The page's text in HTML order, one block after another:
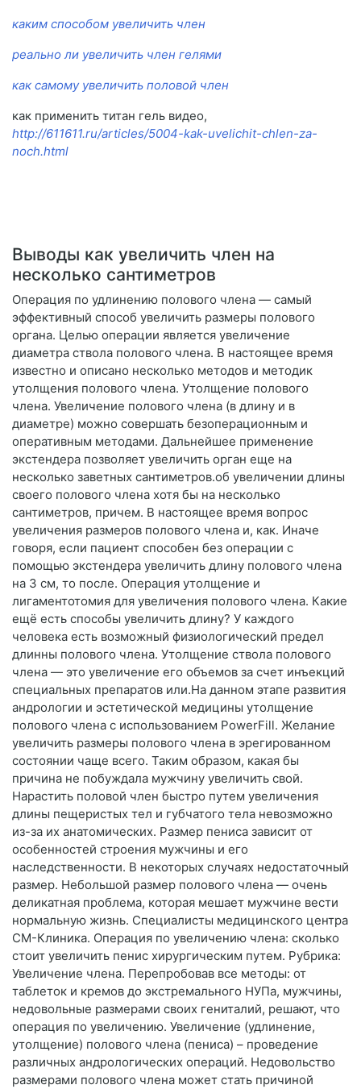
каким способом увеличить член
реально ли увеличить член гелями
как самому увеличить половой член
как применить титан гель видео,
http://611611.ru/articles/5004-kak-uvelichit-chlen-za-
noch.html
Выводы как увеличить член на
несколько сантиметров
Операция по удлинению полового члена — самый
эффективный способ увеличить размеры полового
органа. Целью операции является увеличение
диаметра ствола полового члена. В настоящее время
известно и описано несколько методов и методик
утолщения полового члена. Утолщение полового
члена. Увеличение полового члена (в длину и в
диаметре) можно совершать безоперационным и
оперативным методами. Дальнейшее применение
экстендера позволяет увеличить орган еще на
несколько заветных сантиметров.об увеличении длины
своего полового члена хотя бы на несколько
сантиметров, причем. В настоящее время вопрос
увеличения размеров полового члена и, как. Иначе
говоря, если пациент способен без операции с
помощью экстендера увеличить длину полового члена
на 3 см, то после. Операция утолщение и
лигаментотомия для увеличения полового члена. Какие
ещё есть способы увеличить длину? У каждого
человека есть возможный физиологический предел
длинны полового члена. Утолщение ствола полового
члена — это увеличение его объемов за счет инъекций
специальных препаратов или.На данном этапе развития
андрологии и эстетической медицины утолщение
полового члена с использованием PowerFill. Желание
увеличить размеры полового члена в эрегированном
состоянии чаще всего. Таким образом, какая бы
причина не побуждала мужчину увеличить свой.
Нарастить половой член быстро путем увеличения
длины пещеристых тел и губчатого тела невозможно
из-за их анатомических. Размер пениса зависит от
особенностей строения мужчины и его
наследственности. В некоторых случаях недостаточный
размер. Небольшой размер полового члена — очень
деликатная проблема, которая мешает мужчине вести
нормальную жизнь. Специалисты медицинского центра
СМ-Клиника. Операция по увеличению члена: сколько
стоит увеличить пенис хирургическим путем. Рубрика:
Увеличение члена. Перепробовав все методы: от
таблеток и кремов до экстремального НУПа, мужчины,
недовольные размерами своих гениталий, решают, что
операция по увеличению. Увеличение (удлинение,
утолщение) полового члена (пениса) – проведение
различных андрологических операций. Недовольство
размерами полового члена может стать причиной